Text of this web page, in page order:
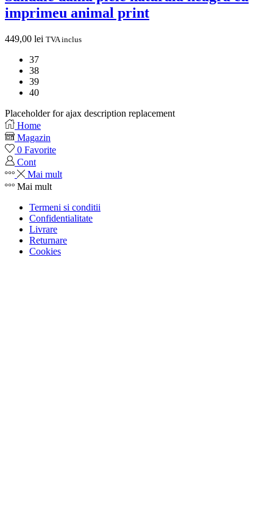
imprimeu animal print
449,00 lei TVA inclus
37
38
39
40
Placeholder for ajax description replacement
Home
Magazin
0 Favorite
Cont
Mai mult
Mai mult
Termeni si conditii
Confidentialitate
Livrare
Returnare
Cookies